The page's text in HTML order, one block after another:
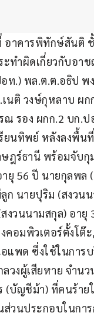
อาคารพิทักษ์สันติ
ะทำผิดเกี่ยวกับอา
ท.) พล.ต.ต.อธิป พ
นติ วงษ์กุหลาบ ผก
ณ รอง ผกก.2 บก.
ยนทิพย์ หลังลงพื้น
ษฎร์ธานี พร้อมจับ
ยุ 56 ปี นายกุลพล
ก นายปุริม (สงวน
งวนนามสกุล) อายุ
คอมพิวเตอร์ตั้งโต๊
แพด ซึ่งใช้ในการ
วงผู้เสียหาย จำนว
บัญชีม้า) ที่คนร้าย
วนประกอบในกา